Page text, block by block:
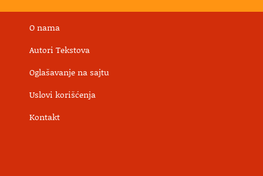
O nama
Autori Tekstova
Oglašavanje na sajtu
Uslovi korišćenja
Kontakt